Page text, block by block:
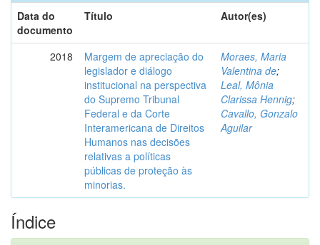
Data do
documento
Título Autor(es)
2018
Margem de apreciação do
legislador e diálogo
institucional na perspectiva
do Supremo Tribunal
Federal e da Corte
Interamericana de Direitos
Humanos nas decisões
relativas a políticas
públicas de proteção às
minorias.
Moraes, Maria
Valentina de;
Leal, Mônia
Clarissa Hennig;
Cavallo, Gonzalo
Aguilar
Índice